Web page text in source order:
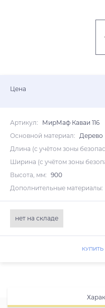
Цена
Артикул:
МирМаф Каваи 116
Основной материал: Дерево
Длина (с учётом зоны
Ширина (с учётом зоны
Высота, мм: 900
Дополнительные материалы:
нет на складе